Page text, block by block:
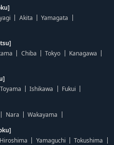
Akita
Yamagata
Chiba Tokyo
Kanagawa
Toyama Ishikawa
Fukui
Nara
Wakayama
Hiroshima Yamaguchi
Tokushima